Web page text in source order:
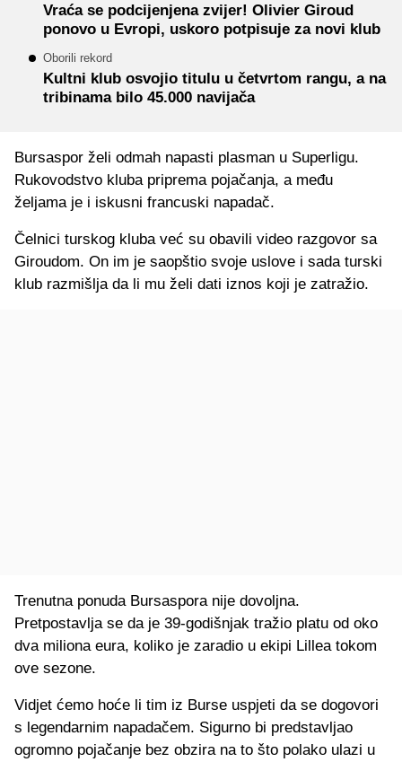
Vraća se podcijenjena zvijer! Olivier Giroud
ponovo u Evropi, uskoro potpisuje za novi klub
Oborili rekord
Kultni klub osvojio titulu u četvrtom rangu, a na
tribinama bilo 45.000 navijača
Bursaspor želi odmah napasti plasman u Superligu.
Rukovodstvo kluba priprema pojačanja, a među
željama je i iskusni francuski napadač.
Čelnici turskog kluba već su obavili video razgovor sa
Giroudom. On im je saopštio svoje uslove i sada turski
klub razmišlja da li mu želi dati iznos koji je zatražio.
Trenutna ponuda Bursaspora nije dovoljna.
Pretpostavlja se da je 39-godišnjak tražio platu od oko
dva miliona eura, koliko je zaradio u ekipi Lillea tokom
ove sezone.
Vidjet ćemo hoće li tim iz Burse uspjeti da se dogovori
s legendarnim napadačem. Sigurno bi predstavljao
ogromno pojačanje bez obzira na to što polako ulazi u